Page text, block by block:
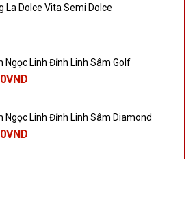
La Dolce Vita Semi Dolce
Ngọc Linh Đỉnh Linh Sâm Golf
VND
Ngọc Linh Đỉnh Linh Sâm Diamond
VND